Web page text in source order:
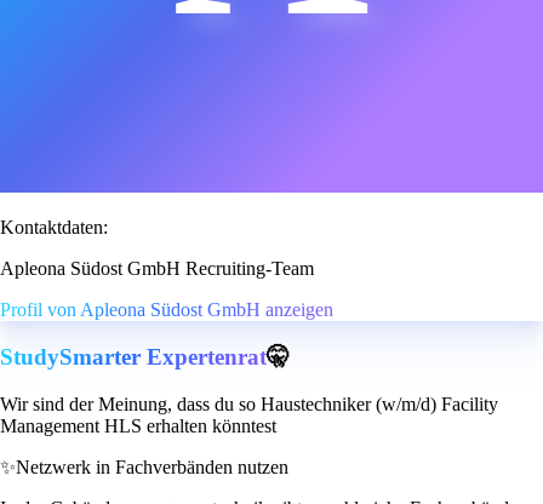
Kontaktdaten:
Apleona Südost GmbH Recruiting-Team
Profil von Apleona Südost GmbH anzeigen
StudySmarter Expertenrat🤫
Wir sind der Meinung, dass du so Haustechniker (w/m/d) Facility
Management HLS erhalten könntest
✨Netzwerk in Fachverbänden nutzen